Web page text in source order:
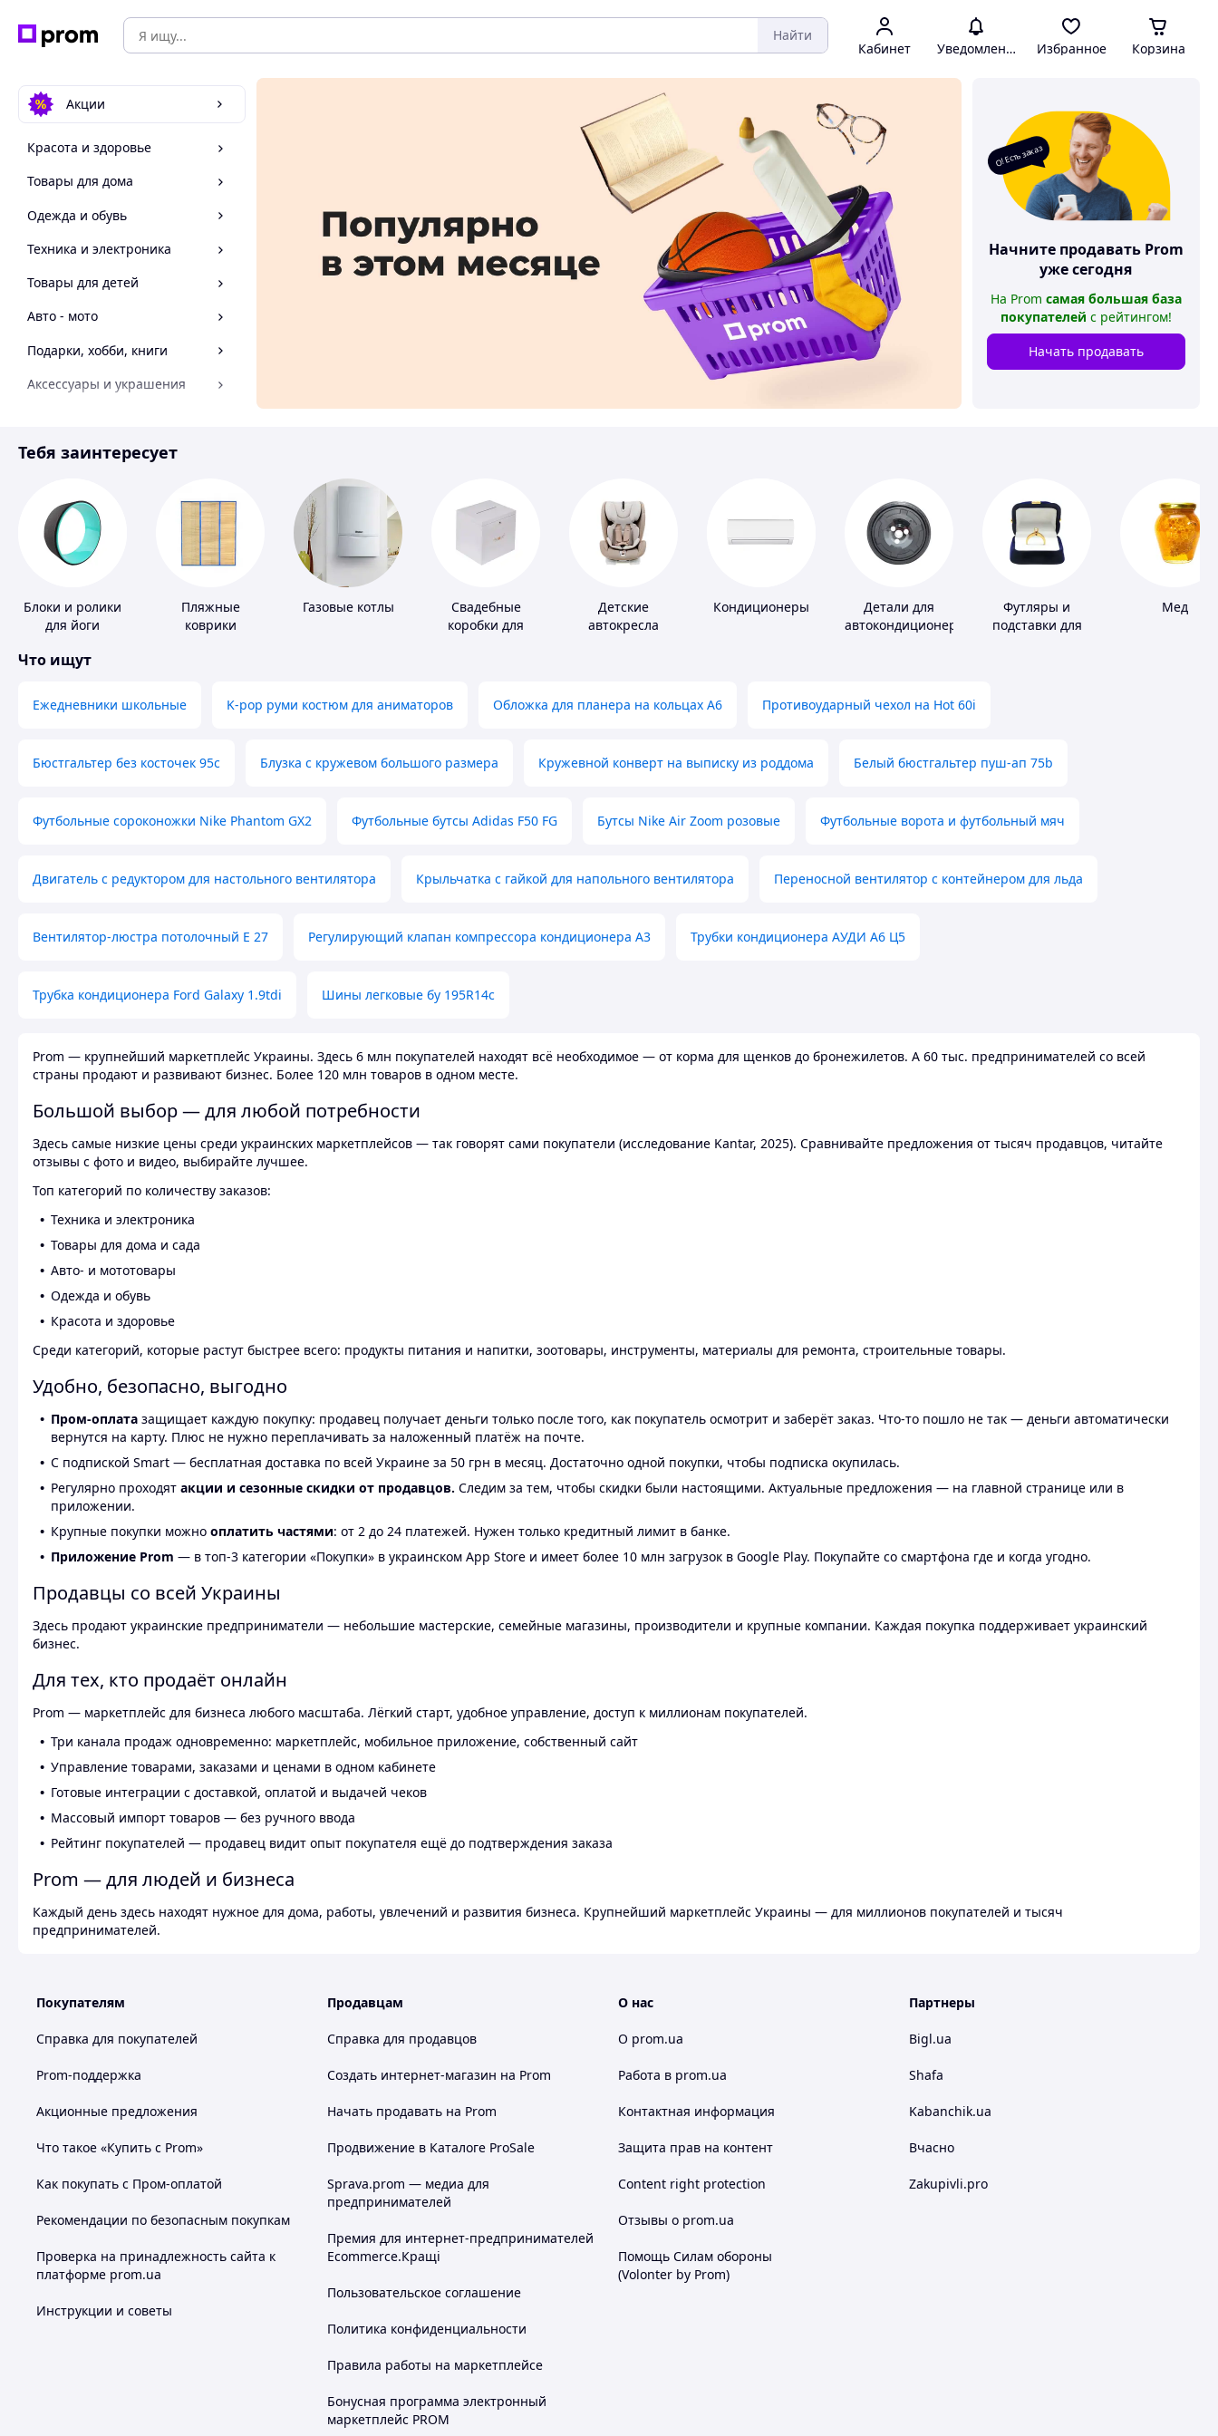
Найти
Кабинет Уведомления Избранное Корзина
Акции
Красота и здоровье
Товары для дома
Одежда и обувь
Техника и электроника
Товары для детей
Авто - мото
Подарки, хобби, книги
Аксессуары и украшения
Спорт и отдых
О! Есть заказ
Начните продавать Prom
уже сегодня
На Prom самая большая база
покупателей с рейтингом!
Начать продавать
Тебя заинтересует
Блоки и ролики
для йоги
Пляжные
коврики
Газовые котлы
Свадебные
коробки для
Детские
автокресла
Кондиционеры
Детали для
автокондиционеров
Футляры и
подставки для
Мед
Что ищут
Ежедневники школьные K-pop руми костюм для аниматоров Обложка для планера на кольцах А6 Противоударный чехол на Hot 60i
Бюстгальтер без косточек 95с Блузка с кружевом большого размера Кружевной конверт на выписку из роддома Белый бюстгальтер пуш-ап 75b
Футбольные сороконожки Nike Phantom GX2 Футбольные бутсы Adidas F50 FG Бутсы Nike Air Zoom розовые Футбольные ворота и футбольный мяч
Двигатель с редуктором для настольного вентилятора Крыльчатка с гайкой для напольного вентилятора Переносной вентилятор с контейнером для льда
Вентилятор-люстра потолочный E 27 Регулирующий клапан компрессора кондиционера А3 Трубки кондиционера АУДИ А6 Ц5
Трубка кондиционера Ford Galaxy 1.9tdi Шины легковые бу 195R14c
Prom — крупнейший маркетплейс Украины. Здесь 6 млн покупателей находят всё необходимое — от корма для щенков до бронежилетов. А 60 тыс. предпринимателей со всей
страны продают и развивают бизнес. Более 120 млн товаров в одном месте.
Большой выбор — для любой потребности
Здесь самые низкие цены среди украинских маркетплейсов — так говорят сами покупатели (исследование Kantar, 2025). Сравнивайте предложения от тысяч продавцов, читайте
отзывы с фото и видео, выбирайте лучшее.
Топ категорий по количеству заказов:
Техника и электроника
Товары для дома и сада
Авто- и мототовары
Одежда и обувь
Красота и здоровье
Среди категорий, которые растут быстрее всего: продукты питания и напитки, зоотовары, инструменты, материалы для ремонта, строительные товары.
Удобно, безопасно, выгодно
Пром-оплата защищает каждую покупку: продавец получает деньги только после того, как покупатель осмотрит и заберёт заказ. Что-то пошло не так — деньги автоматически
вернутся на карту. Плюс не нужно переплачивать за наложенный платёж на почте.
С подпиской Smart — бесплатная доставка по всей Украине за 50 грн в месяц. Достаточно одной покупки, чтобы подписка окупилась.
Регулярно проходят акции и сезонные скидки от продавцов. Следим за тем, чтобы скидки были настоящими. Актуальные предложения — на главной странице или в
приложении.
Крупные покупки можно оплатить частями: от 2 до 24 платежей. Нужен только кредитный лимит в банке.
Приложение Prom — в топ-3 категории «Покупки» в украинском App Store и имеет более 10 млн загрузок в Google Play. Покупайте со смартфона где и когда угодно.
Продавцы со всей Украины
Здесь продают украинские предприниматели — небольшие мастерские, семейные магазины, производители и крупные компании. Каждая покупка поддерживает украинский
бизнес.
Для тех, кто продаёт онлайн
Prom — маркетплейс для бизнеса любого масштаба. Лёгкий старт, удобное управление, доступ к миллионам покупателей.
Три канала продаж одновременно: маркетплейс, мобильное приложение, собственный сайт
Управление товарами, заказами и ценами в одном кабинете
Готовые интеграции с доставкой, оплатой и выдачей чеков
Массовый импорт товаров — без ручного ввода
Рейтинг покупателей — продавец видит опыт покупателя ещё до подтверждения заказа
Prom — для людей и бизнеса
Каждый день здесь находят нужное для дома, работы, увлечений и развития бизнеса. Крупнейший маркетплейс Украины — для миллионов покупателей и тысяч
предпринимателей.
Покупателям
Справка для покупателей
Prom-поддержка
Акционные предложения
Что такое «Купить с Prom»
Как покупать с Пром-оплатой
Рекомендации по безопасным покупкам
Проверка на принадлежность сайта к
платформе prom.ua
Инструкции и советы
Продавцам
Справка для продавцов
Создать интернет-магазин на Prom
Начать продавать на Prom
Продвижение в Каталоге ProSale
Sprava.prom — медиа для
предпринимателей
Премия для интернет-предпринимателей
Ecommerce.Кращі
Пользовательское соглашение
Политика конфиденциальности
Правила работы на маркетплейсе
Бонусная программа электронный
маркетплейс PROM
О нас
О prom.ua
Работа в prom.ua
Контактная информация
Защита прав на контент
Content right protection
Отзывы о prom.ua
Помощь Силам обороны
(Volonter by Prom)
Партнеры
Bigl.ua
Shafa
Kabanchik.ua
Вчасно
Zakupivli.pro